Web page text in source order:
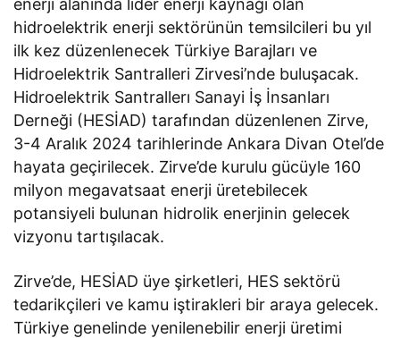
hidroelektrik enerji sektörünün temsilcileri bu yıl
ilk kez düzenlenecek Türkiye Barajları ve
Hidroelektrik Santralleri Zirvesi’nde buluşacak.
Hidroelektrik Santrallerı Sanayi İş İnsanları
Derneği (HESİAD) tarafından düzenlenen Zirve,
3-4 Aralık 2024 tarihlerinde Ankara Divan Otel’de
hayata geçirilecek. Zirve’de kurulu gücüyle 160
milyon megavatsaat enerji üretebilecek
potansiyeli bulunan hidrolik enerjinin gelecek
vizyonu tartışılacak.
Zirve’de, HESİAD üye şirketleri, HES sektörü
tedarikçileri ve kamu iştirakleri bir araya gelecek.
Türkiye genelinde yenilenebilir enerji üretimi